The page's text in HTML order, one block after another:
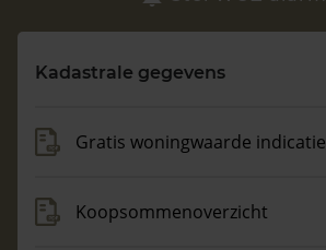
Vragen? Neem contact met ons op
088 220 4200
Kadastrale gegevens
Gratis woningwaarde indicatie
Koopsommenoverzicht